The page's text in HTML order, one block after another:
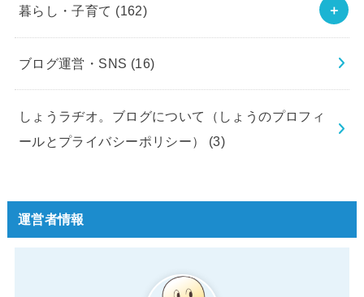
暮らし・子育て (162)
ブログ運営・SNS (16)
しょうラヂオ。ブログについて（しょうのプロフィ
ールとプライバシーポリシー） (3)
運営者情報